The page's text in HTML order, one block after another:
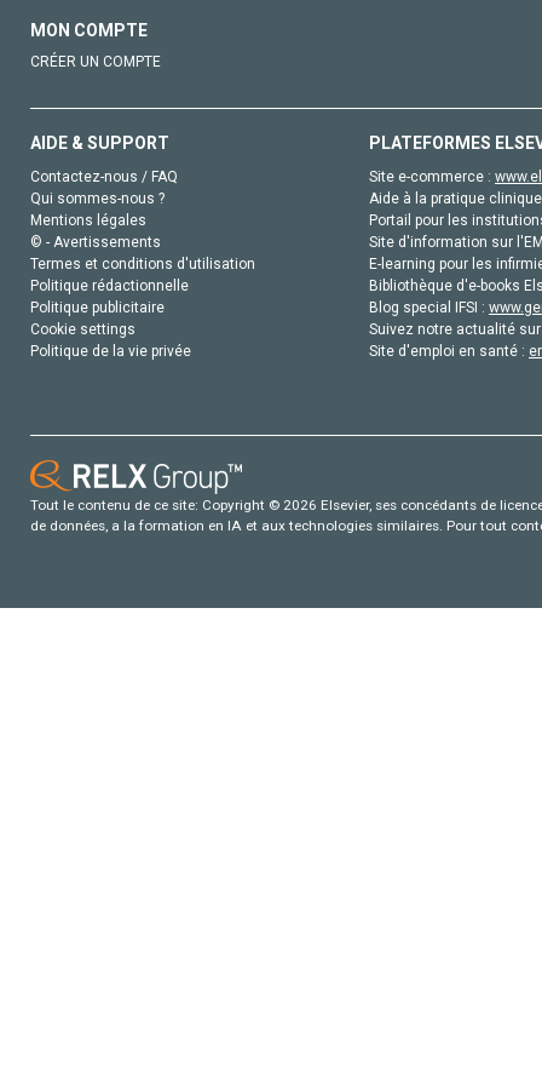
MON COMPTE
CRÉER UN COMPTE
AIDE & SUPPORT
Contactez-nous / FAQ
Qui sommes-nous ?
Mentions légales
© - Avertissements
Termes et conditions d'utilisation
Politique rédactionnelle
Politique publicitaire
Cookie settings
Politique de la vie privée
PLATEFORMES
Site e-commerce :
Aide à la pratique
Portail pour les
Site d'information sur
E-learning pour les
Bibliothèque d'e-books
Blog special IFSI :
Suivez notre actualité
Site d'emploi en santé :
Tout le contenu de ce site: Copyright © 2026 Elsevier, ses concédants de
de données, a la formation en IA et aux technologies similaires. Pour tout